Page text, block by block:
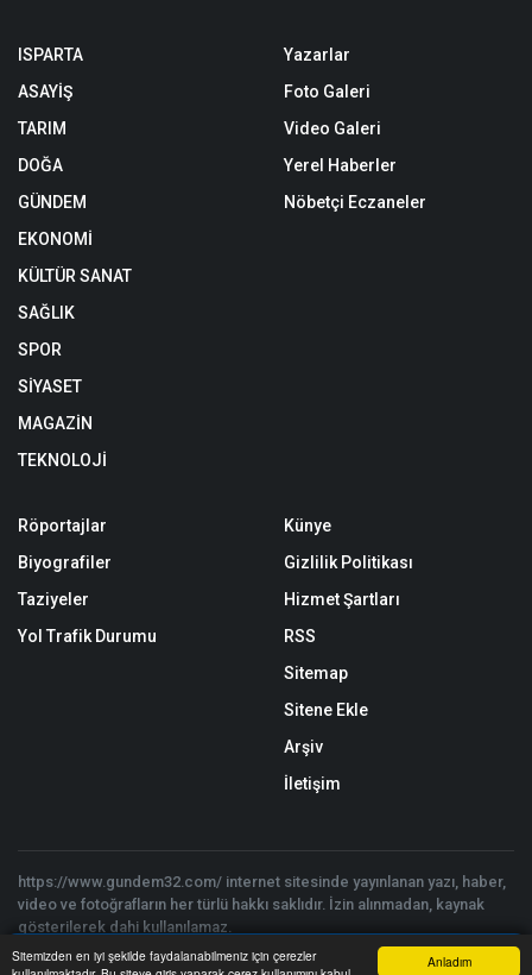
Anladım
Sitemizden en iyi şekilde faydalanabilmeniz için çerezler
ISPARTA
ASAYİŞ
TARIM
DOĞA
GÜNDEM
EKONOMİ
KÜLTÜR SANAT
SAĞLIK
SPOR
SİYASET
MAGAZİN
TEKNOLOJİ
Yazarlar
Foto Galeri
Video Galeri
Yerel Haberler
Nöbetçi Eczaneler
Röportajlar
Biyografiler
Taziyeler
Yol Trafik Durumu
Künye
Gizlilik Politikası
Hizmet Şartları
RSS
Sitemap
Sitene Ekle
Arşiv
İletişim
https://www.gundem32.com/ internet sitesinde yayınlanan yazı, haber,
video ve fotoğrafların her türlü hakkı saklıdır. İzin alınmadan, kaynak
gösterilerek dahi kullanılamaz.
Copyright © 2026 Isparta Gündem 32 Haber - Tüm hakları saklıdır. |